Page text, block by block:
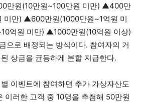
만원(10만원~100만원 미만) ▲400만
미만) ▲600만원(1000만원~1억원 미
억원 미만) ▲1000만원(10억원 이상)
으로 배정되는 방식이다. 참여자의 거
상금을 균등하게 분할 지급한다.
이벤트에 참여하면 추가 가상자산도
이러한 고객 중 10명을 추첨해 50만원